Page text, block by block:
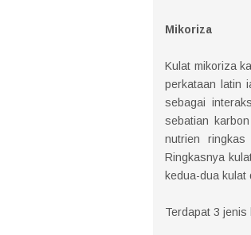
Mikoriza
Kulat mikoriza
perkataan latin
sebagai
sebatian
nutrien
Ringkasnya
kedua-dua kulat
Terdapat 3 jenis